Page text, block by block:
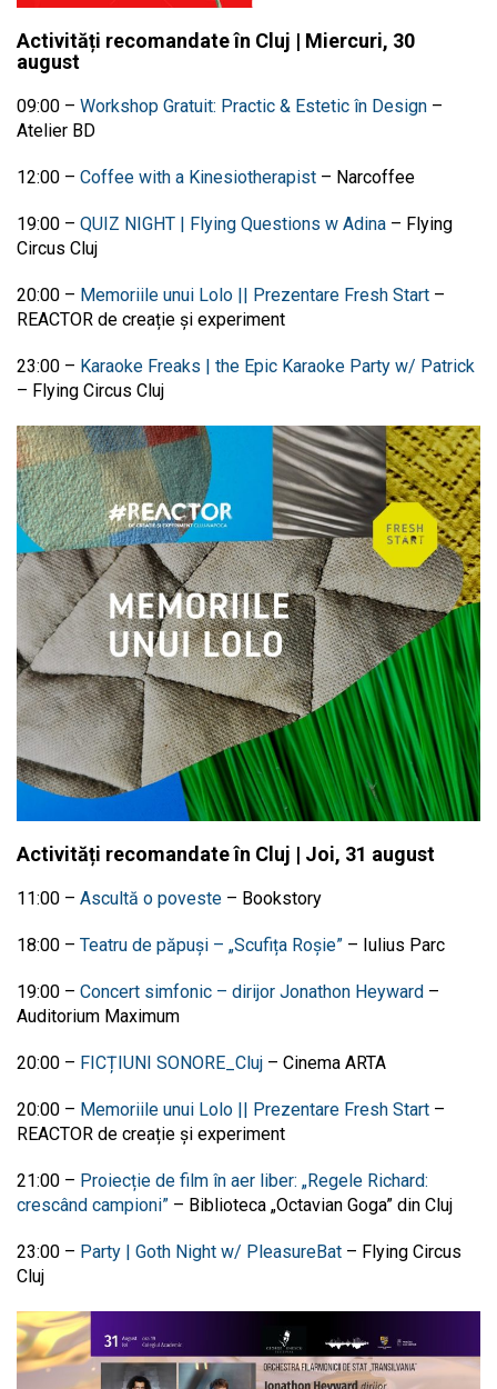
Activități recomandate în Cluj | Miercuri, 30
august
09:00 – Workshop Gratuit: Practic & Estetic în Design –
Atelier BD
12:00 – Coffee with a Kinesiotherapist – Narcoffee
19:00 – QUIZ NIGHT | Flying Questions w Adina – Flying
Circus Cluj
20:00 – Memoriile unui Lolo || Prezentare Fresh Start –
REACTOR de creație și experiment
23:00 – Karaoke Freaks | the Epic Karaoke Party w/ Patrick
– Flying Circus Cluj
Activități recomandate în Cluj | Joi, 31 august
11:00 – Ascultă o poveste – Bookstory
18:00 – Teatru de păpuși – „Scufița Roșie” – Iulius Parc
19:00 – Concert simfonic – dirijor Jonathon Heyward –
Auditorium Maximum
20:00 – FICȚIUNI SONORE_Cluj – Cinema ARTA
20:00 – Memoriile unui Lolo || Prezentare Fresh Start –
REACTOR de creație și experiment
21:00 – Proiecție de film în aer liber: „Regele Richard:
crescând campioni” – Biblioteca „Octavian Goga” din Cluj
23:00 – Party | Goth Night w/ PleasureBat – Flying Circus
Cluj